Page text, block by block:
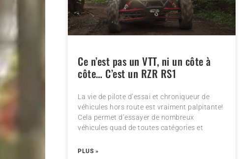
Ce n’est pas un VTT, ni un côte à
côte… C’est un RZR RS1
La vie de pilote d’essai et chroniqueur de
véhicules hors route est vraiment palpitante!
Cela permet d’essayer de nombreux
véhicules quad de toutes catégories et
PLUS »